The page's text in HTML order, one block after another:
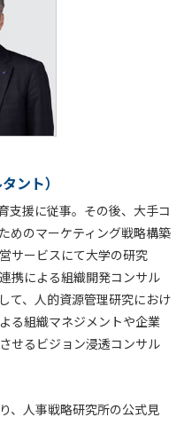
ント）
支援に従事。その後、大手コ
めのマーケティング戦略構築
サービスにて大学の研究
携による組織開発コンサル
て、人的資源管理研究におけ
る組織マネジメントや企業
せるビジョン浸透コンサル
、人事戦略研究所の公式見